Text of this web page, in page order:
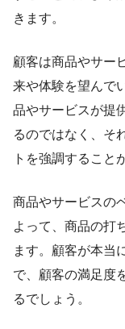
きます。
顧客は商品やサー
来や体験を望んで
品やサービスが提
るのではなく、そ
トを強調すること
商品やサービスの
よって、商品の打
ます。顧客が本当
で、顧客の満足度
るでしょう。